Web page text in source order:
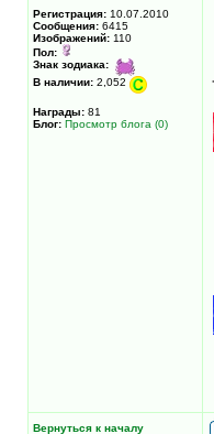
Регистрация: 10.07.2010
Сообщения: 6415
Изображений: 110
Пол:
Знак зодиака:
В наличии: 2,052
Награды: 81
Блог: Просмотр блога (0)
Вернуться к началу